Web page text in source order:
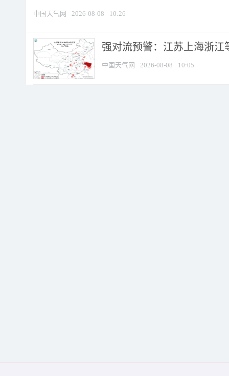
中国天气网 2026-08-08 10:26
强对流预警：江苏上海浙江
中国天气网 2026-08-08 10:05